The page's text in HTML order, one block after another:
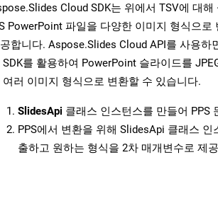
Cloud SDK는 위에서 TSV에 대
PowerPoint 파일을 다양한 이미지 형식으로
합니다. Aspose.Slides Cloud API를 사용하
SDK를 활용하여 PowerPoint 슬라이드를
여러 이미지 형식으로 변환할 수 있습니다.
SlidesApi 클래스 인스턴스를 만들어 PPS
PPS에서 변환을 위해 SlidesApi 클래스 인
출하고 원하는 형식을 2차 매개변수로 제